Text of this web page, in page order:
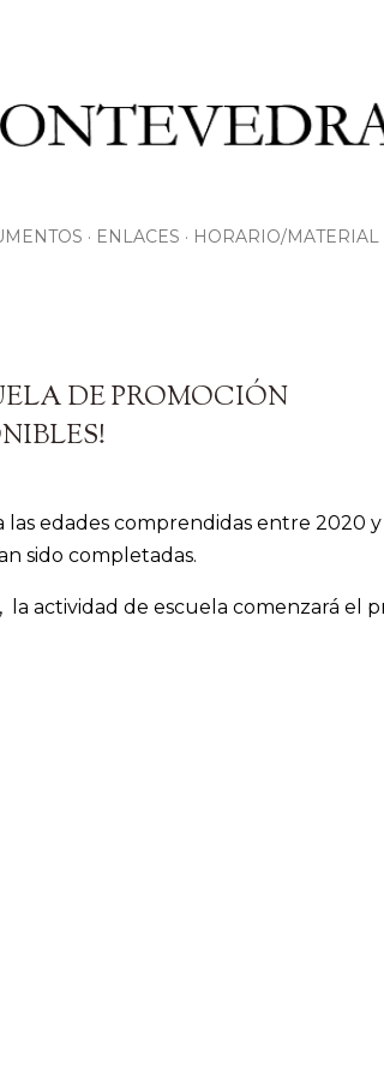
ENLACES HORARIO/MATERIAL
DE PROMOCIÓN
edades comprendidas entre 2020 y
sido completadas.
la actividad de escuela comenzará el